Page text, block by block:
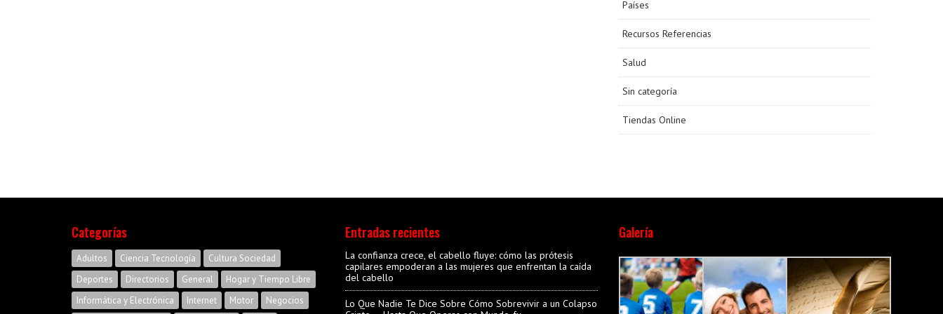
Países
Recursos Referencias
Salud
Sin categoría
Tiendas Online
Categorías
Adultos Ciencia Tecnología
Cultura Sociedad
Deportes
Directorios General
Hogar y Tiempo Libre
Informática y Electrónica
Internet Motor Negocios
Entradas recientes
La confianza crece, el cabello fluye: cómo las prótesis
capilares empoderan a las mujeres que enfrentan la caída
del cabello
Lo Que Nadie Te Dice Sobre Cómo Sobrevivir a un Colapso
Galería